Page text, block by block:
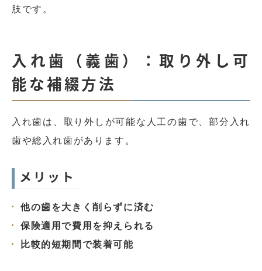
肢です。
入れ歯（義歯）：取り外し可
能な補綴方法
入れ歯は、取り外しが可能な人工の歯で、部分入れ
歯や総入れ歯があります。
メリット
他の歯を大きく削らずに済む
保険適用で費用を抑えられる
比較的短期間で装着可能